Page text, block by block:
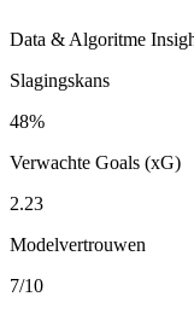
Data & Algoritme
Slagingskans
48%
Verwachte Goals (xG)
2.23
Modelvertrouwen
7/10